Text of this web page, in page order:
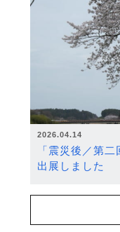
2026.04.14
「震災後／第
出展しました